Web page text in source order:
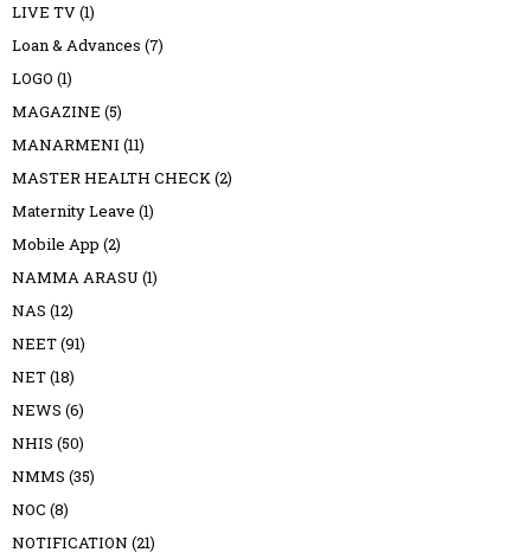
LIVE TV(1)
Loan & Advances (7)
LOGO (1)
MAGAZINE (5)
MANARMENI (11)
MASTER HEALTH CHECK(2)
Maternity Leave (1)
Mobile App (2)
NAMMA ARASU (1)
NAS (12)
NEET(91)
NET(18)
NEWS (6)
NHIS (50)
NMMS (35)
NOC (8)
NOTIFICATION (21)